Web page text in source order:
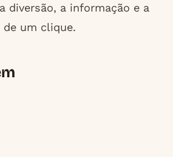
diversão, a informação e a
um clique.